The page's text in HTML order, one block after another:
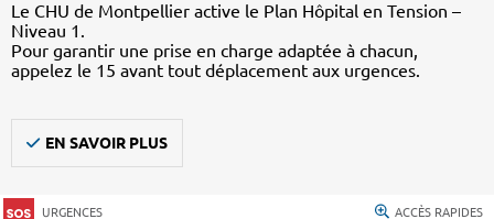
Le CHU de Montpellier active le Plan Hôpital en Tension –
Niveau 1.
Pour garantir une prise en charge adaptée à chacun,
appelez le 15 avant tout déplacement aux urgences.
EN SAVOIR PLUS
URGENCES ACCÈS RAPIDES